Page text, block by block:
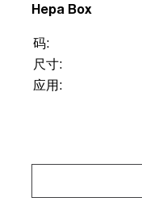
Hepa Box
码:
尺寸:
应用: